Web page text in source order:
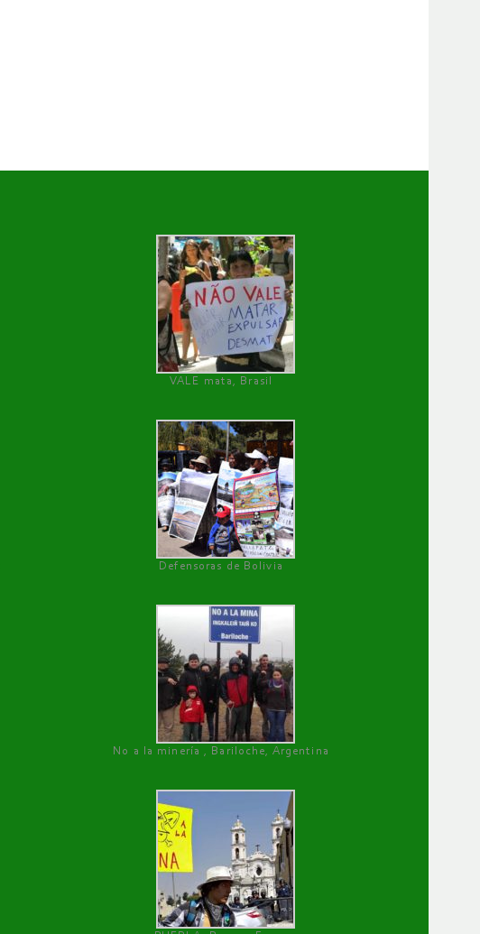
VALE mata, Brasil
Defensoras de Bolivia
No a la minería , Bariloche, Argentina